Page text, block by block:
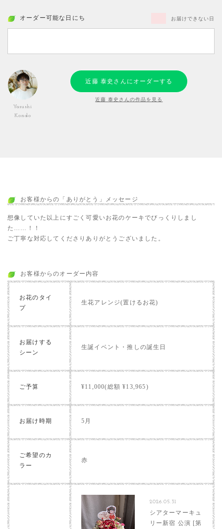
オーダー可能な日にち お届けできない日
Yasushi
Kondo
近藤 泰史さんにオーダーする
近藤 泰史さんの作品を見る
お客様からの「ありがとう」メッセージ
想像していた以上にすごく可愛いお花のケーキでびっくりしまし
た……！！
ご丁寧な対応してくださりありがとうございました。
お客様からのオーダー内容
お花のタイ
プ
生花アレンジ(置けるお花)
お届けする
シーン
生誕イベント・推しの誕生日
ご予算 ¥11,000(総額 ¥13,965)
お届け時期 5月
ご希望のカ
ラー
赤
2026.05.31
シアターマーキュ
リー新宿 公演 [第